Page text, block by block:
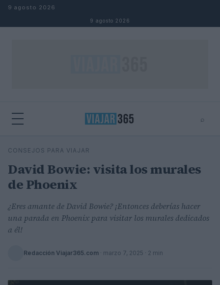
Saltar al contenido
9 agosto 2026
9 agosto 2026
⌕
Buscar
CONSEJOS PARA VIAJAR
David Bowie: visita los murales
de Phoenix
¿Eres amante de David Bowie? ¡Entonces deberías hacer
una parada en Phoenix para visitar los murales dedicados
a él!
Redacción Viajar365.com · marzo 7, 2025 · 2 min